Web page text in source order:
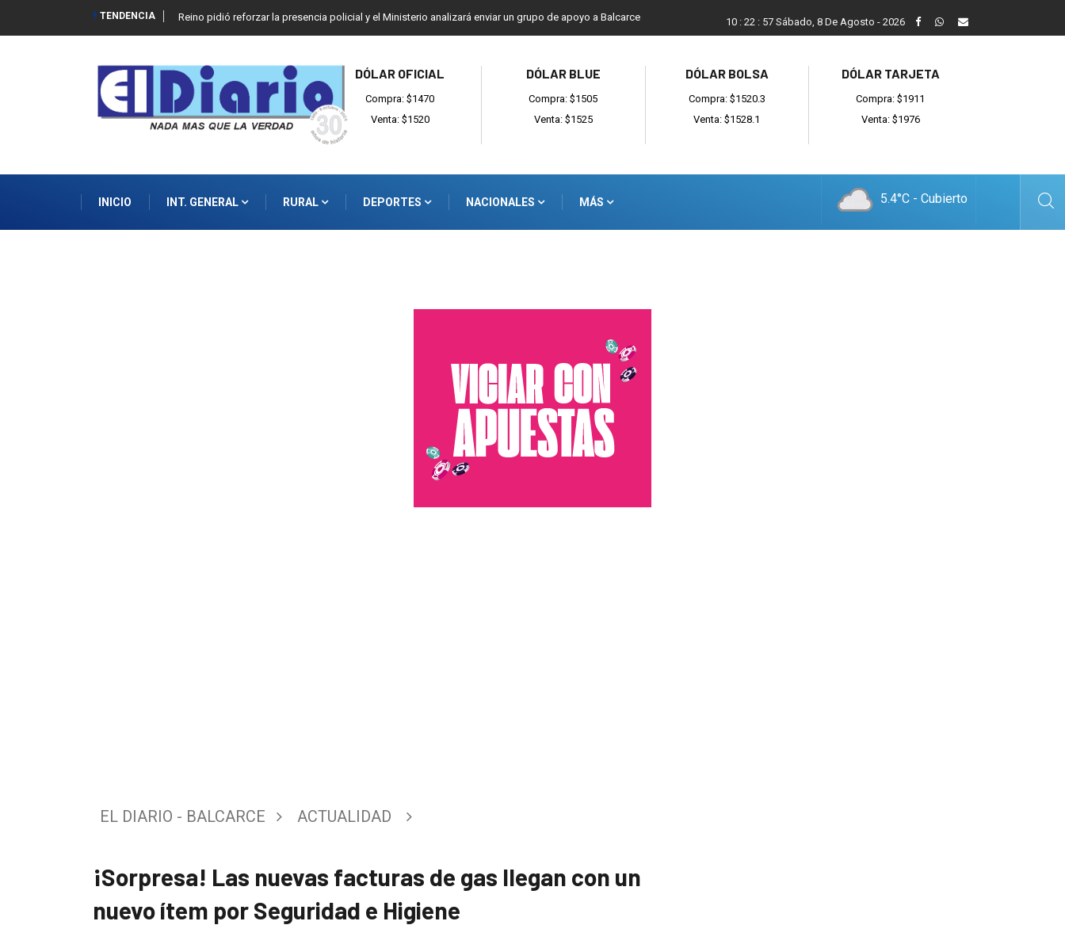
TENDENCIA Reino pidió reforzar la presencia policial y el Ministerio analizará enviar un grupo de apoyo a Balcarce Vecinos, instituciones y concejales se manifestaron contra
10 : 22 : 58 Sábado, 8 De Agosto - 2026
DÓLAR OFICIAL
Compra: $1470
Venta: $1520
DÓLAR BLUE
Compra: $1505
Venta: $1525
DÓLAR BOLSA
Compra: $1520.3
Venta: $1528.1
DÓLAR TARJETA
Compra: $1911
Venta: $1976
INICIO INT. GENERAL RURAL DEPORTES NACIONALES MÁS 5.4°C - Cubierto
Entrevistas
EL DIARIO - BALCARCE ACTUALIDAD
¡Sorpresa! Las nuevas facturas de gas llegan con un
nuevo ítem por Seguridad e Higiene